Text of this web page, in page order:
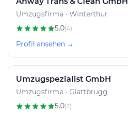
Umzugsfirma · Winterthur
5.0(4)
Profil ansehen →
Umzugspezialist GmbH
Umzugsfirma · Glattbrugg
5.0(3)